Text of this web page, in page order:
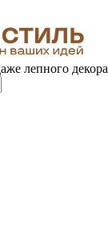
лепного декора